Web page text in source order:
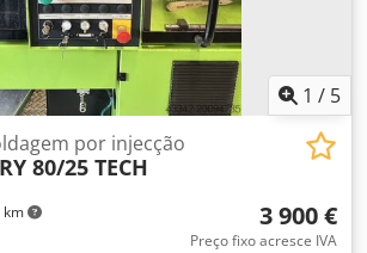
1 / 5
km
por injecção
80/25 TECH
3 900 €
Preço fixo acresce IVA